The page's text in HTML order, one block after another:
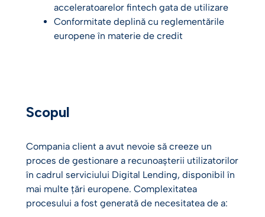
acceleratoarelor fintech gata de utilizare
Conformitate deplină cu reglementările
europene în materie de credit
Scopul
Compania client a avut nevoie să creeze un
proces de gestionare a recunoașterii utilizatorilor
în cadrul serviciului Digital Lending, disponibil în
mai multe țări europene. Complexitatea
procesului a fost generată de necesitatea de a: